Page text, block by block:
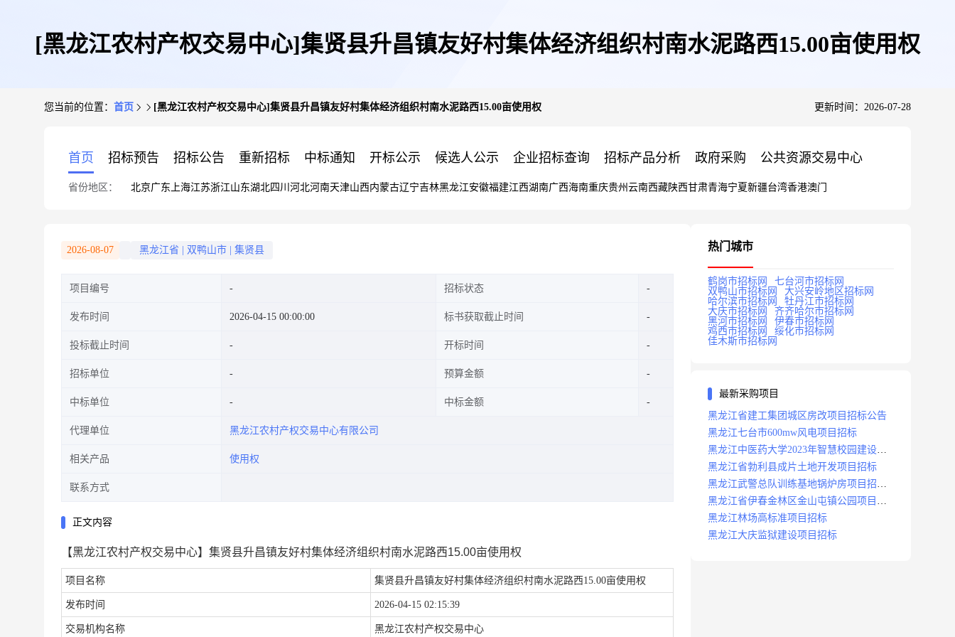
[黑龙江农村产权交易中心]集贤县升昌镇友好村集体经济组织村南水泥路西15.00亩使用权
您当前的位置： 首页 [黑龙江农村产权交易中心]集贤县升昌镇友好村集体经济组织村南水泥路西15.00亩使用权 更新时间：2026-07-28
首页 招标预告 招标公告 重新招标 中标通知 开标公示 候选人公示 企业招标查询 招标产品分析 政府采购 公共资源交易中心
省份地区： 北京广东 上海江苏浙江山东湖北四川 河北河南天津山西内蒙古辽宁吉林黑龙江安徽福建江西湖南广西海南重庆贵州 云南西藏陕西甘肃青海宁夏新疆台湾香港澳门
2026-08-07 黑龙江省 双鸭山市 集贤县
项目编号 招标状态
发布时间 2026-04-15 00:00:00 标书获取截止时间
投标截止时间 开标时间
招标单位 预算金额
中标单位 中标金额
代理单位 黑龙江农村产权交易中心有限公司
相关产品 使用权
联系方式
正文内容
【黑龙江农村产权交易中心】集贤县升昌镇友好村集体经济组织村南水泥路西15.00亩使用权
项目名称 集贤县升昌镇友好村集体经济组织村南水泥路西15.00亩使用权
发布时间 2026-04-15 02:15:39
交易机构名称 黑龙江农村产权交易中心
热门城市
鹤岗市招标网
七台河市招标网
双鸭山市招标网
大兴安岭地区招标网
哈尔滨市招标网
牡丹江市招标网
大庆市招标网
齐齐哈尔市招标网
黑河市招标网
伊春市招标网
鸡西市招标网
绥化市招标网
佳木斯市招标网
最新采购项目
黑龙江省建工集团城区房改项目招标公告
黑龙江七台市600mw风电项目招标
黑龙江中医药大学2023年智慧校园建设项
目招标公告
黑龙江省勃利县成片土地开发项目招标
黑龙江武警总队训练基地锅炉房项目招标
公示
黑龙江省伊春金林区金山屯镇公园项目招
标公告
黑龙江林场高标准项目招标
黑龙江大庆监狱建设项目招标